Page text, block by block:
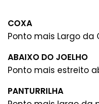
COXA
Ponto mais Largo da
ABAIXO DO JOELHO
Ponto mais estreito
PANTURRILHA